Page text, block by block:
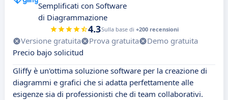
Semplificati con Software
di Diagrammazione
4.3Sulla base di +200 recensioni
Versione gratuita Prova gratuita
Demo gratuita
Precio bajo solicitud
Gliffy è un'ottima soluzione software per la creazione di
diagrammi e grafici che si adatta perfettamente alle
esigenze sia di professionisti che di team collaborativi.